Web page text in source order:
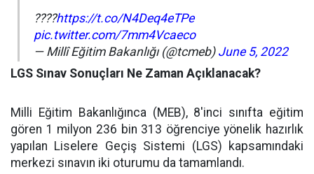
????https://t.co/N4Deq4eTPe
pic.twitter.com/7mm4Vcaeco
— Millî Eğitim Bakanlığı (@tcmeb) June 5, 2022
LGS Sınav Sonuçları Ne Zaman Açıklanacak?
Milli Eğitim Bakanlığınca (MEB), 8'inci sınıfta eğitim
gören 1 milyon 236 bin 313 öğrenciye yönelik hazırlık
yapılan Liselere Geçiş Sistemi (LGS) kapsamındaki
merkezi sınavın iki oturumu da tamamlandı.